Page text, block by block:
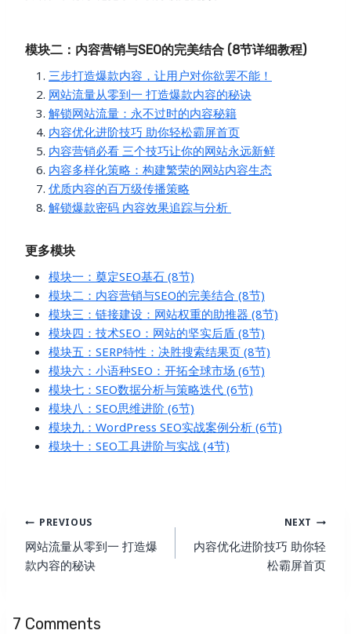
模块二：内容营销与SEO的完美结合 (8节详细教程)
三步打造爆款内容，让用户对你欲罢不能！
网站流量从零到一 打造爆款内容的秘诀
解锁网站流量：永不过时的内容秘籍
内容优化进阶技巧 助你轻松霸屏首页
内容营销必看 三个技巧让你的网站永远新鲜
内容多样化策略：构建繁荣的网站内容生态
优质内容的百万级传播策略
解锁爆款密码 内容效果追踪与分析
更多模块
模块一：奠定SEO基石 (8节)
模块二：内容营销与SEO的完美结合 (8节)
模块三：链接建设：网站权重的助推器 (8节)
模块四：技术SEO：网站的坚实后盾 (8节)
模块五：SERP特性：决胜搜索结果页 (8节)
模块六：小语种SEO：开拓全球市场 (6节)
模块七：SEO数据分析与策略迭代 (6节)
模块八：SEO思维进阶 (6节)
模块九：WordPress SEO实战案例分析 (6节)
模块十：SEO工具进阶与实战 (4节)
Post
Navigation
PREVIOUS
网站流量从零到一 打造爆
款内容的秘诀
NEXT
内容优化进阶技巧 助你轻
松霸屏首页
7 Comments